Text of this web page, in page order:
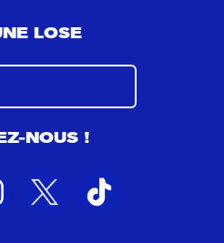
LOSE
NOUS !